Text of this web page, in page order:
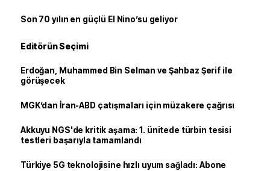
Son 70 yılın en güçlü El Nino’su geliyor
Editörün Seçimi
Erdoğan, Muhammed Bin Selman ve Şahbaz Şerif ile
görüşecek
MGK’dan İran-ABD çatışmaları için müzakere çağrısı
Akkuyu NGS'de kritik aşama: 1. ünitede türbin tesisi
testleri başarıyla tamamlandı
Türkiye 5G teknolojisine hızlı uyum sağladı: Abone